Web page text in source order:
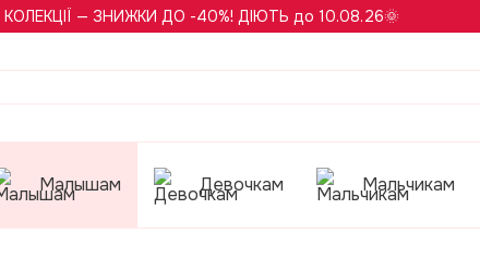
— ЗНИЖКИ ДО -40%! ДІЮТЬ до 10.08.26🌞
Малышам Девочкам Мальчикам